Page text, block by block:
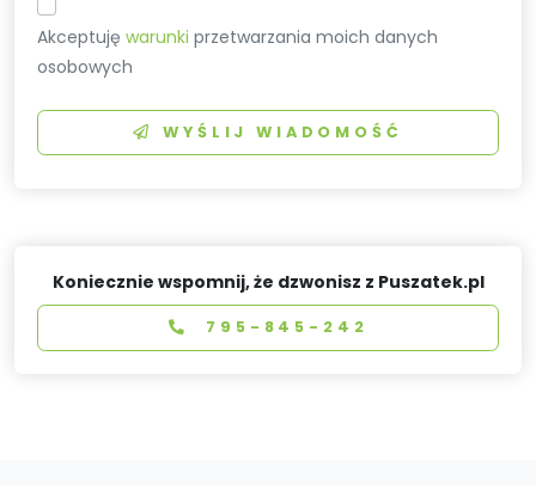
Akceptujęwarunki przetwarzania moich danych
osobowych
WYŚLIJ WIADOMOŚĆ
Koniecznie wspomnij, że dzwonisz z Puszatek.pl
795-845-242